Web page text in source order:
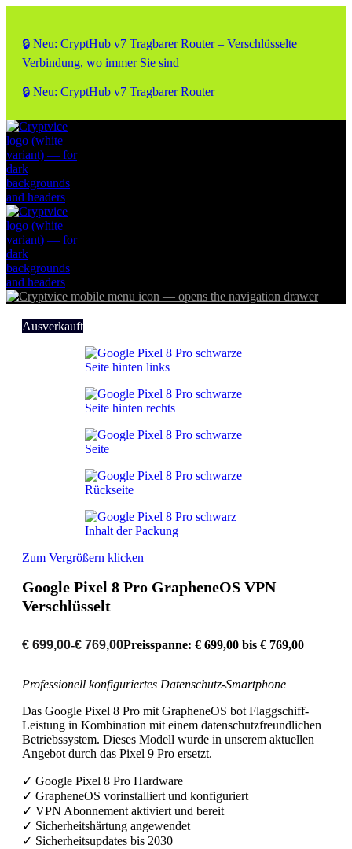
🔒 Neu: CryptHub v7 Tragbarer Router – Verschlüsselte
Verbindung, wo immer Sie sind
🔒 Neu: CryptHub v7 Tragbarer Router
Ausverkauft
Zum Vergrößern klicken
Google Pixel 8 Pro GrapheneOS VPN
Verschlüsselt
€ 699,00-€ 769,00Preisspanne: € 699,00 bis € 769,00
Professionell konfiguriertes Datenschutz-Smartphone
Das Google Pixel 8 Pro mit GrapheneOS bot Flaggschiff-
Leistung in Kombination mit einem datenschutzfreundlichen
Betriebssystem. Dieses Modell wurde in unserem aktuellen
Angebot durch das Pixel 9 Pro ersetzt.
✓ Google Pixel 8 Pro Hardware
✓ GrapheneOS vorinstalliert und konfiguriert
✓ VPN Abonnement aktiviert und bereit
✓ Sicherheitshärtung angewendet
✓ Sicherheitsupdates bis 2030